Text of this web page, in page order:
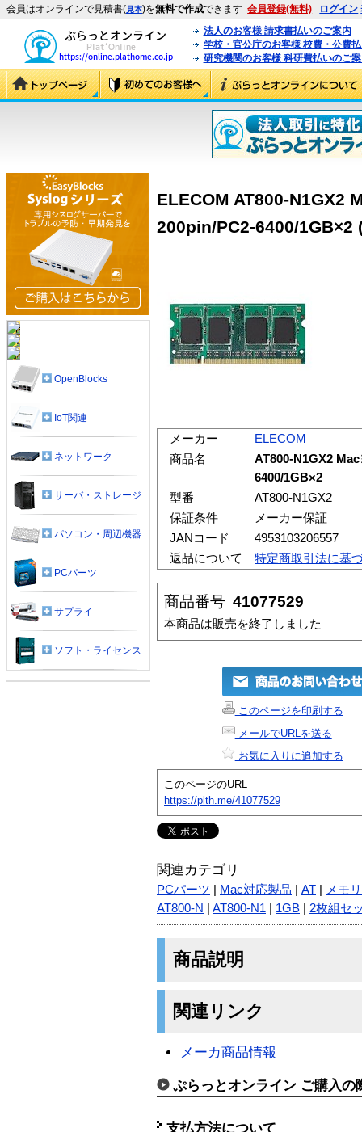
会員はオンラインで見積書(見本)を無料で作成できます 会員登録(無料) ログイン
法人のお客様 請求書払いのご案内
学校・官公庁のお客様 校費・公費
研究機関のお客様 科研費払いのご
ELECOM AT800-N1GX2
200pin/PC2-6400/1GB×2
メーカー
ELECOM
商品名
AT800-N1GX2
6400/1GB×2
型番
AT800-N1GX2
保証条件
メーカー保証
JANコード
4953103206557
返品について
特定商取引法に基
商品番号 41077529
本商品は販売を終了しました
このページを印刷する
メールでURLを送る
お気に入りに追加する
このページのURL
https://plth.me/41077529
関連カテゴリ
PCパーツ Mac対応製品 AT
メモリ
AT800-N
AT800-N1 1GB 2枚組セ
商品説明
関連リンク
メーカ商品情報
ぷらっとオンライン ご購入の
支払方法について
OpenBlocks
IoT関連
ネットワーク
サーバ・ストレージ
パソコン・周辺機器
PCパーツ
サプライ
ソフト・ライセンス